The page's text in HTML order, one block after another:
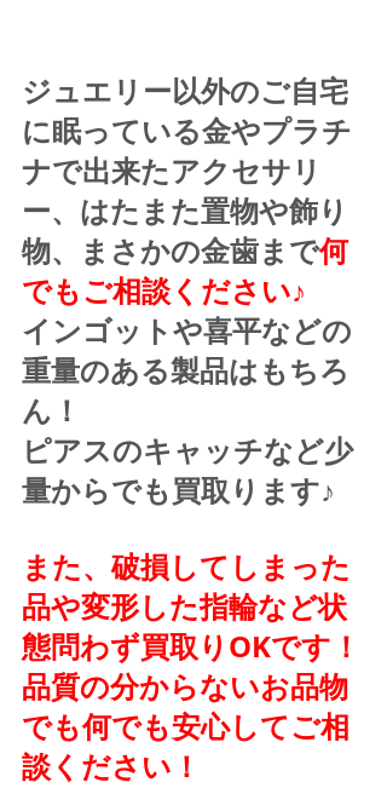
ジュエリー以外のご自宅
に眠っている金やプラチ
ナで出来たアクセサリ
ー、はたまた置物や飾り
物、まさかの金歯まで何
でもご相談ください♪
インゴットや喜平などの
重量のある製品はもちろ
ん！
ピアスのキャッチなど少
量からでも買取ります♪
また、破損してしまった
品や変形した指輪など状
態問わず買取りOKです！
品質の分からないお品物
でも何でも安心してご相
談ください！